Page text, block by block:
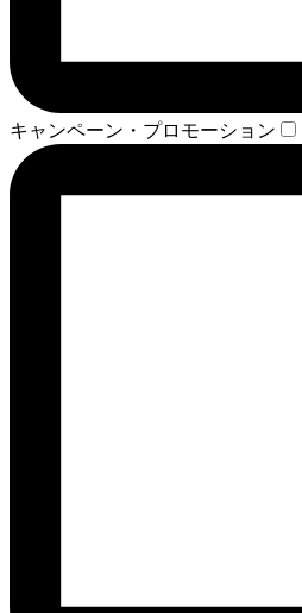
キャンペーン・プロモーション